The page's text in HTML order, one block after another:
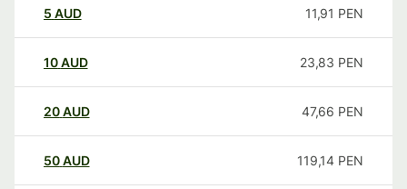
5 AUD 11,91 PEN
10AUD 23,83 PEN
20AUD 47,66 PEN
50AUD 119,14 PEN